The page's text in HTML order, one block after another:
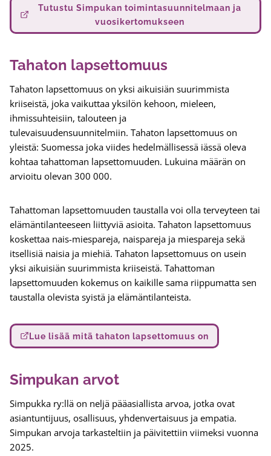
Tutustu Simpukan toimintasuunnitelmaan ja
vuosikertomukseen
Tahaton lapsettomuus
Tahaton lapsettomuus on yksi aikuisiän suurimmista
kriiseistä, joka vaikuttaa yksilön kehoon, mieleen,
ihmissuhteisiin, talouteen ja
tulevaisuudensuunnitelmiin. Tahaton lapsettomuus on
yleistä: Suomessa joka viides hedelmällisessä iässä oleva
kohtaa tahattoman lapsettomuuden. Lukuina määrän on
arvioitu olevan 300 000.
Tahattoman lapsettomuuden taustalla voi olla terveyteen tai
elämäntilanteeseen liittyviä asioita. Tahaton lapsettomuus
koskettaa nais-miespareja, naispareja ja miespareja sekä
itsellisiä naisia ja miehiä. Tahaton lapsettomuus on usein
yksi aikuisiän suurimmista kriiseistä. Tahattoman
lapsettomuuden kokemus on kaikille sama riippumatta sen
taustalla olevista syistä ja elämäntilanteista.
Lue lisää mitä tahaton lapsettomuus on
Simpukan arvot
Simpukka ry:llä on neljä pääasiallista arvoa, jotka ovat
asiantuntijuus, osallisuus, yhdenvertaisuus ja empatia.
Simpukan arvoja tarkasteltiin ja päivitettiin viimeksi vuonna
2025.